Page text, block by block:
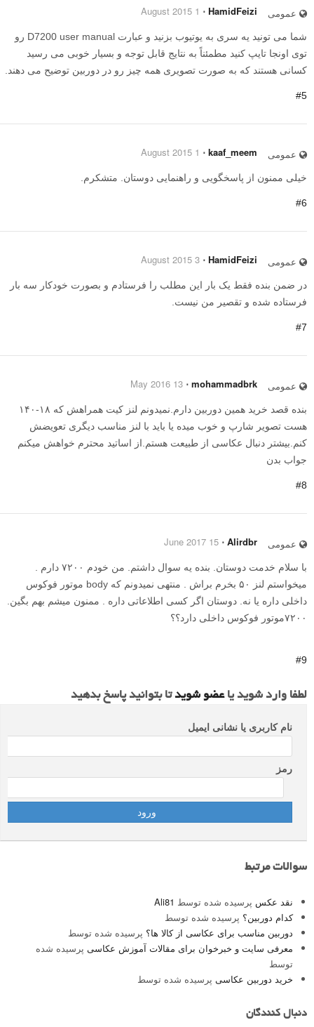
عمومی HamidFeizi
⋅
1 August 2015
شما می تونید یه سری به یوتیوب بزنید و عبارت D7200 user manual رو
توی اونجا تایپ کنید مطمئناً به نتایج قابل توجه و بسیار خوبی می رسید
کسانی هستند که به صورت تصویری همه چیز رو در دوربین توضیح می دهند.
#5
عمومی kaaf_meem
⋅
1 August 2015
خیلی ممنون از پاسخگویی و راهنمایی دوستان. متشکرم.
#6
عمومی HamidFeizi
⋅
3 August 2015
در ضمن بنده فقط یک بار این مطلب را فرستادم و بصورت خودکار سه بار
فرستاده شده و تقصیر من نیست.
#7
عمومی mohammadbrk
⋅
13 May 2016
بنده قصد خرید همین دوربین دارم.نمیدونم لنز کیت همراهش که ۱۸-۱۴۰
هست تصویر شارپ و خوب میده یا باید با لنز مناسب دیگری تعویضش
کنم.بیشتر دنبال عکاسی از طبیعت هستم.از اساتید محترم خواهش میکنم
جواب بدن
#8
عمومی Alirdbr
⋅
15 June 2017
با سلام خدمت دوستان. بنده یه سوال داشتم. من خودم ۷۲۰۰ دارم .
میخواستم لنز ۵۰ بخرم براش . منتهی نمیدونم که body موتور فوکوس
داخلی داره یا نه. دوستان اگر کسی اطلاعاتی داره . ممنون میشم بهم بگین.
۷۲۰۰موتور فوکوس داخلی دارد؟؟
#9
لطفا وارد شوید یاعضو شویدتا بتوانید پاسخ بدهید
نام کاربری یا نشانی ایمیل
رمز
سوالات مرتبط
نقد عکس پرسیده شده توسط Ali81
کدام دوربین؟ پرسیده شده توسط
دوربین مناسب برای عکاسی از کالا ها؟ پرسیده شده توسط
معرفی سایت و خبرخوان برای مقالات آموزش عکاسی پرسیده شده
توسط
خرید دوربین عکاسی پرسیده شده توسط
دنبال کنندگان